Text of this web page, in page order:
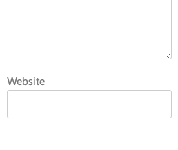
Website